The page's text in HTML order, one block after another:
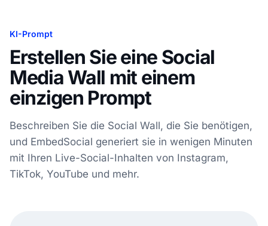
KI-Prompt
Erstellen Sie eine Social
Media Wall mit einem
einzigen Prompt
Beschreiben Sie die Social Wall, die Sie benötigen,
und EmbedSocial generiert sie in wenigen Minuten
mit Ihren Live-Social-Inhalten von Instagram,
TikTok, YouTube und mehr.